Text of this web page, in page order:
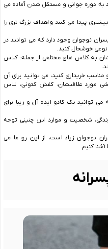
به دوره جوانی و مستقل شدن آماده می
پیدا می کنند واهداف بزرگ تری را
نوجوان وجود دارد که می توانید در
نوعی خوشحال کنید.
به کلاس های مختلفی از جمله: کلاس
خریداری کنید، می توانید برای آن
مورد علاقیشان، کفش کتونی، لباس
توانید یک کادو ایده آل و زیبا برای
شخصیت و موارد این چنینی توجه
نوجوان زیاد است، از این رو ما می
آشنا کنیم.